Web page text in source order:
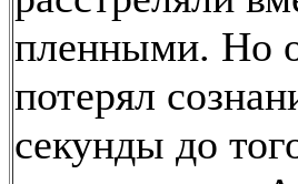
пленными. Но
потерял
секунды до